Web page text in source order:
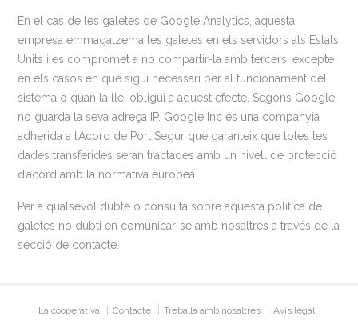
En el cas de les galetes de Google Analytics, aquesta
empresa emmagatzema les galetes en els servidors als Estats
Units i es compromet a no compartir-la amb tercers, excepte
en els casos en què sigui necessari per al funcionament del
sistema o quan la llei obligui a aquest efecte. Segons Google
no guarda la seva adreça IP. Google Inc és una companyia
adherida a l’Acord de Port Segur que garanteix que totes les
dades transferides seran tractades amb un nivell de protecció
d’acord amb la normativa europea.
Per a qualsevol dubte o consulta sobre aquesta política de
galetes no dubti en comunicar-se amb nosaltres a través de la
secció de contacte.
La cooperativa Contacte Treballa amb nosaltres Avís legal